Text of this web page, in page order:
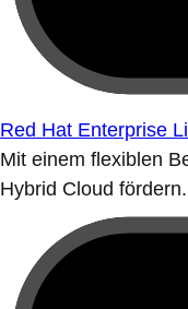
Red Hat Enterprise
Mit einem flexiblen
Hybrid Cloud fördern.